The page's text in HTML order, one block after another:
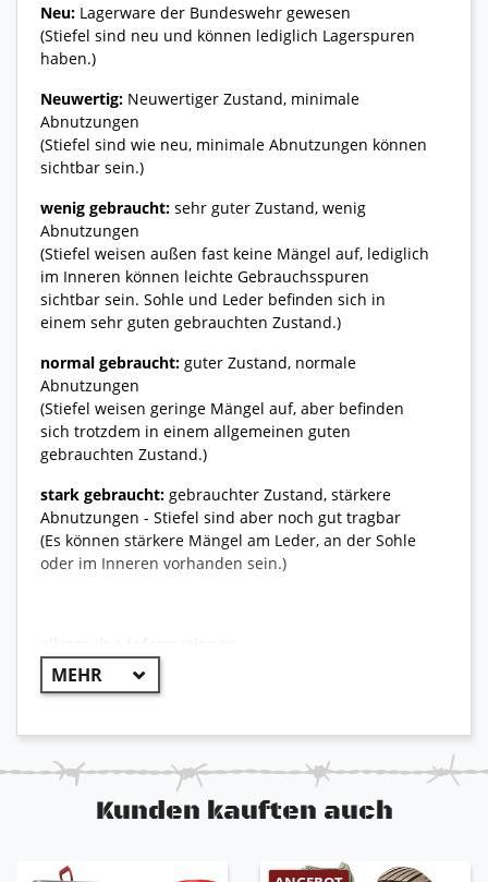
Neu: Lagerware der Bundeswehr gewesen
(Stiefel sind neu und können lediglich Lagerspuren
haben.)
Neuwertig: Neuwertiger Zustand, minimale
Abnutzungen
(Stiefel sind wie neu, minimale Abnutzungen können
sichtbar sein.)
wenig gebraucht: sehr guter Zustand, wenig
Abnutzungen
(Stiefel weisen außen fast keine Mängel auf, lediglich
im Inneren können leichte Gebrauchsspuren
sichtbar sein. Sohle und Leder befinden sich in
einem sehr guten gebrauchten Zustand.)
normal gebraucht: guter Zustand, normale
Abnutzungen
(Stiefel weisen geringe Mängel auf, aber befinden
sich trotzdem in einem allgemeinen guten
gebrauchten Zustand.)
stark gebraucht: gebrauchter Zustand, stärkere
Abnutzungen - Stiefel sind aber noch gut tragbar
(Es können stärkere Mängel am Leder, an der Sohle
oder im Inneren vorhanden sein.)
++ Original Bundeswehr ++
Modelle verwendet wird, da er nahezu unverwüstlich
Kunden kauften auch